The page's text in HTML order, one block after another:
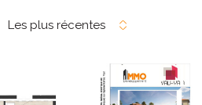
Les plus récentes